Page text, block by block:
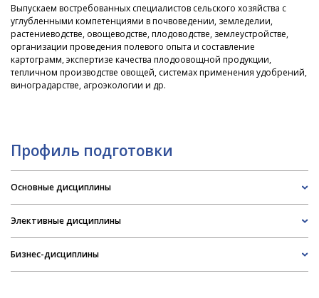
Выпускаем востребованных специалистов сельского хозяйства с
углубленными компетенциями в почвоведении, земледелии,
растениеводстве, овощеводстве, плодоводстве, землеустройстве,
организации проведения полевого опыта и составление
картограмм, экспертизе качества плодоовощной продукции,
тепличном производстве овощей, системах применения удобрений,
виноградарстве, агроэкологии и др.
Профиль подготовки
Основные дисциплины
Элективные дисциплины
Бизнес-дисциплины